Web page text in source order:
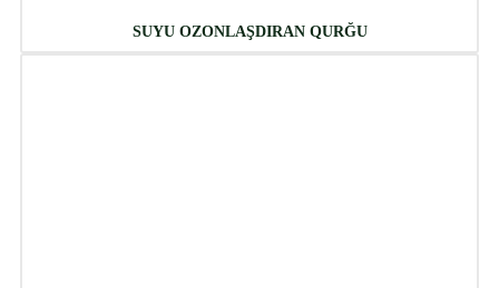
SUYU OZONLAŞDIRAN QURĞU